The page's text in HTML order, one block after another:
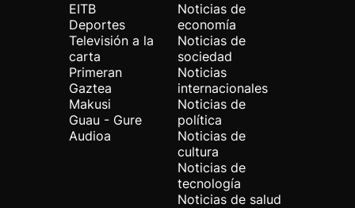
EITB
Deportes
Televisión a la
carta
Primeran
Gaztea
Makusi
Guau - Gure
Audioa
Noticias de
economía
Noticias de
sociedad
Noticias
internacionales
Noticias de
política
Noticias de
cultura
Noticias de
tecnología
Noticias de salud